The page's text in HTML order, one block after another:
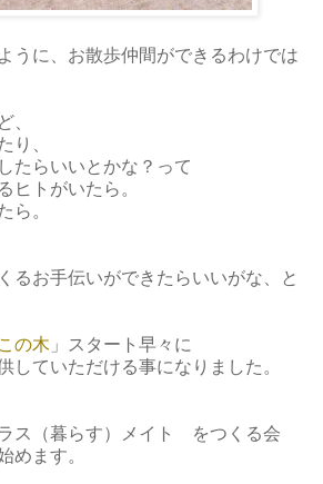
うに、お散歩仲間ができるわけでは
り、
たらいいとかな？って
ヒトがいたら。
ら。
るお手伝いができたらいいがな、と
の木 」スタート早々に
していただける事になりました。
ス（暮らす）メイト をつくる会
めます。